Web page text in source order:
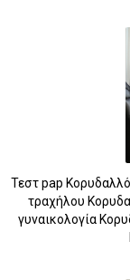
Τεστ pap
τραχήλου
γυναικολογία